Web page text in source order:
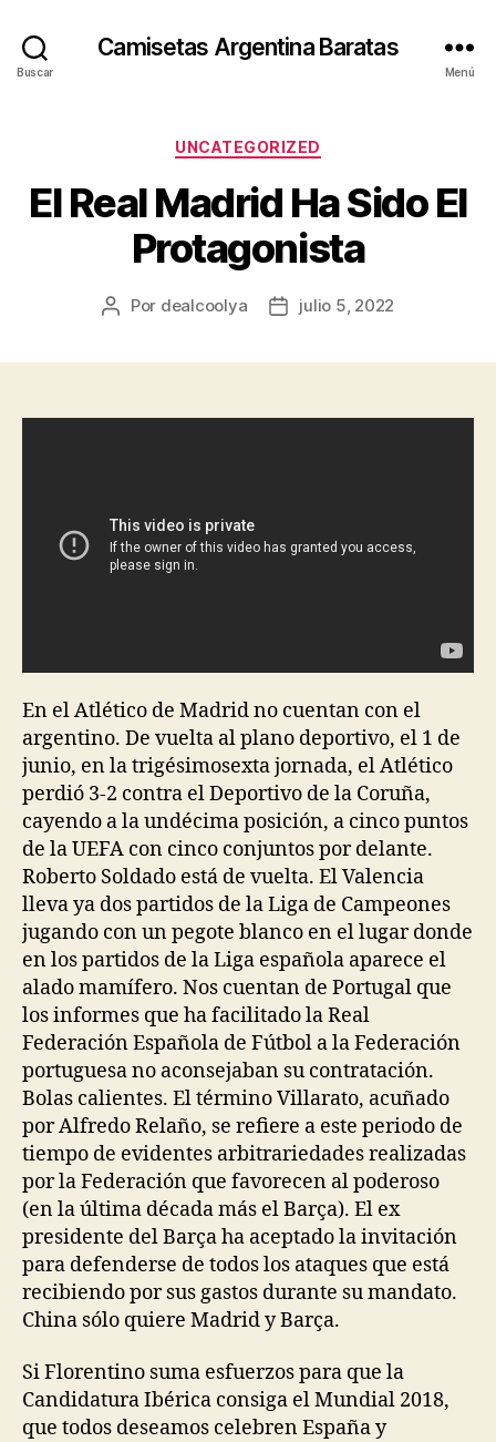
Buscar
Camisetas Argentina Baratas
Menú
Categorías
UNCATEGORIZED
El Real Madrid Ha Sido El
Protagonista
Autor
Por dealcoolya
Fechajulio 5, 2022
En el Atlético de Madrid no cuentan con el
argentino. De vuelta al plano deportivo, el 1 de
junio, en la trigésimosexta jornada, el Atlético
perdió 3-2 contra el Deportivo de la Coruña,
cayendo a la undécima posición, a cinco puntos
de la UEFA con cinco conjuntos por delante.
Roberto Soldado está de vuelta. El Valencia
lleva ya dos partidos de la Liga de Campeones
jugando con un pegote blanco en el lugar donde
en los partidos de la Liga española aparece el
alado mamífero. Nos cuentan de Portugal que
los informes que ha facilitado la Real
Federación Española de Fútbol a la Federación
portuguesa no aconsejaban su contratación.
Bolas calientes. El término Villarato, acuñado
por Alfredo Relaño, se refiere a este periodo de
tiempo de evidentes arbitrariedades realizadas
por la Federación que favorecen al poderoso
(en la última década más el Barça). El ex
presidente del Barça ha aceptado la invitación
para defenderse de todos los ataques que está
recibiendo por sus gastos durante su mandato.
China sólo quiere Madrid y Barça.
Si Florentino suma esfuerzos para que la
Candidatura Ibérica consiga el Mundial 2018,
que todos deseamos celebren España y